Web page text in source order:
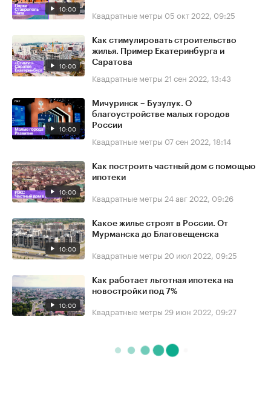
10:00 Квадратные метры 05 окт 2022, 09:25
10:00
Как стимулировать строительство
жилья. Пример Екатеринбурга и
Саратова
Квадратные метры 21 сен 2022, 13:43
10:00
Мичуринск – Бузулук. О
благоустройстве малых городов
России
Квадратные метры 07 сен 2022, 18:14
10:00
Как построить частный дом с помощью
ипотеки
Квадратные метры 24 авг 2022, 09:26
10:00
Какое жилье строят в России. От
Мурманска до Благовещенска
Квадратные метры 20 июл 2022, 09:25
10:00
Как работает льготная ипотека на
новостройки под 7%
Квадратные метры 29 июн 2022, 09:27